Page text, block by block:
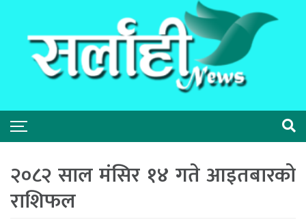
२०८२ साल मंसिर १४ गते आइतबारको
राशिफल